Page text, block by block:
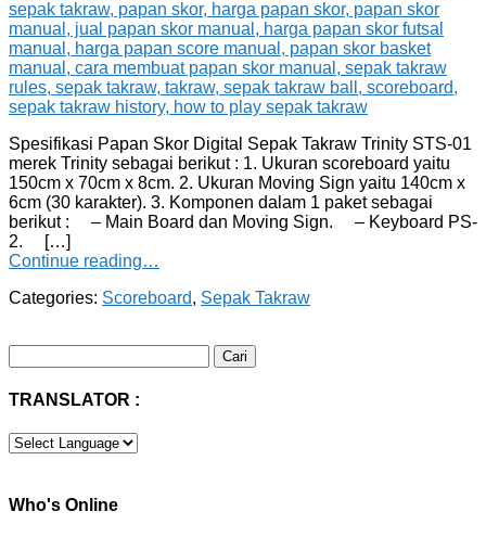
Spesifikasi Papan Skor Digital Sepak Takraw Trinity STS-01
merek Trinity sebagai berikut : 1. Ukuran scoreboard yaitu
150cm x 70cm x 8cm. 2. Ukuran Moving Sign yaitu 140cm x
6cm (30 karakter). 3. Komponen dalam 1 paket sebagai
berikut : – Main Board dan Moving Sign. – Keyboard PS-
2. […]
Continue reading…
Categories: Scoreboard, Sepak Takraw
untuk:
TRANSLATOR :
Who's Online